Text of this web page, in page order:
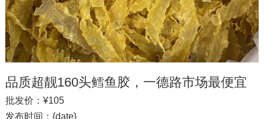
品质超靓160头鳕鱼胶，一德路市场最便宜
的鳕鱼胶批发货源
批发价：¥105
发布时间：{date}